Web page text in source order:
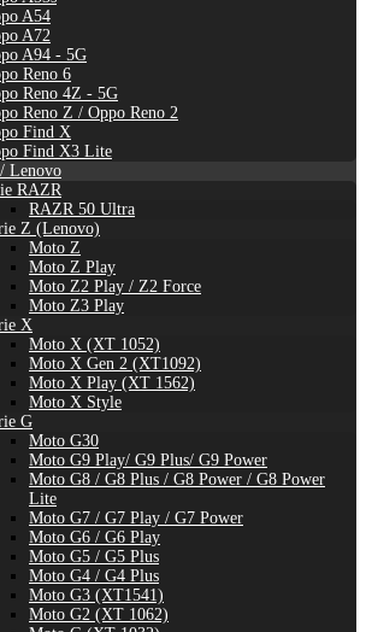
A54
A72
A94 - 5G
Reno 6
Reno 4Z - 5G
Reno Z / Oppo Reno 2
Find X
Find X3 Lite
Lenovo
RAZR
RAZR 50 Ultra
Z (Lenovo)
Moto Z
Moto Z Play
Moto Z2 Play / Z2 Force
Moto Z3 Play
X
Moto X (XT 1052)
Moto X Gen 2 (XT1092)
Moto X Play (XT 1562)
Moto X Style
G
Moto G30
Moto G9 Play/ G9 Plus/ G9 Power
Moto G8 / G8 Plus / G8 Power / G8 Power
Lite
Moto G7 / G7 Play / G7 Power
Moto G6 / G6 Play
Moto G5 / G5 Plus
Moto G4 / G4 Plus
Moto G3 (XT1541)
Moto G2 (XT 1062)